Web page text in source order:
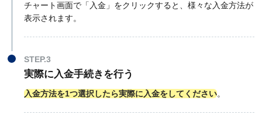
チャート画面で「入金」をクリックすると、様々な入金方法が
表示されます。
STEP.3
実際に入金手続きを行う
入金方法を1つ選択したら実際に入金をしてください。